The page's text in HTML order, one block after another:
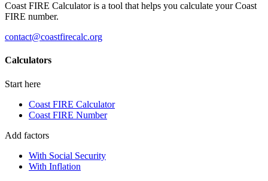
Coast FIRE Calculator is a tool that helps you calculate your Coast
FIRE number.
contact@coastfirecalc.org
Calculators
Start here
Coast FIRE Calculator
Coast FIRE Number
Add factors
With Social Security
With Inflation